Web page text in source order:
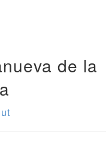
de la